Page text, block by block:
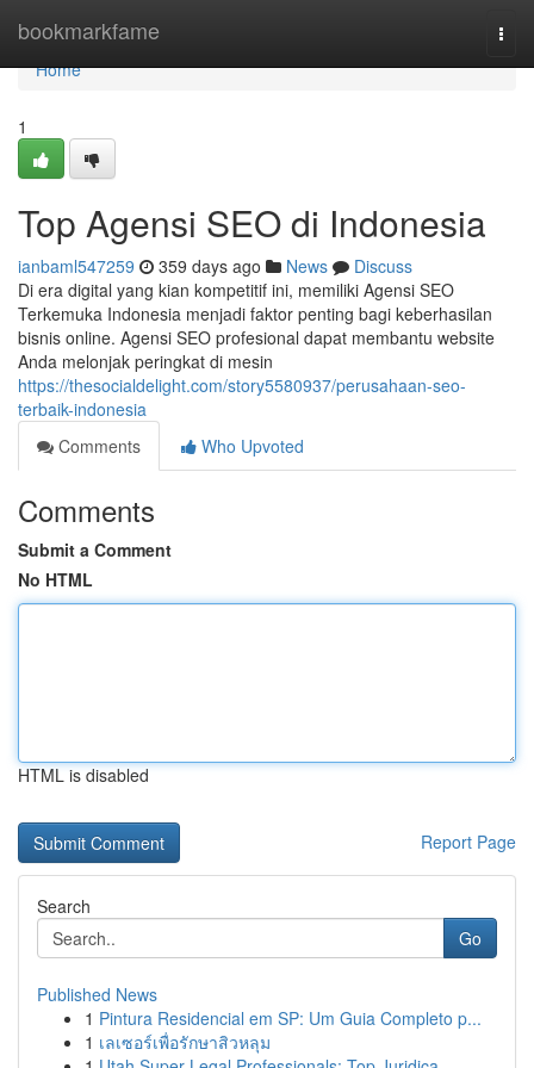
bookmarkfame
Home
Home
1
Top Agensi SEO di Indonesia
ianbaml547259 359 days ago News
Discuss
Di era digital yang kian kompetitif ini, memiliki Agensi SEO
Terkemuka Indonesia menjadi faktor penting bagi keberhasilan
bisnis online. Agensi SEO profesional dapat membantu website
Anda melonjak peringkat di mesin
https://thesocialdelight.com/story5580937/perusahaan-seo-
terbaik-indonesia
Comments
Who Upvoted
Comments
Submit a Comment
No HTML
HTML is disabled
Report Page
Search
Go
Published News
1 Pintura Residencial em SP: Um Guia Completo p...
1 เลเซอร์เพื่อรักษาสิวหลุม